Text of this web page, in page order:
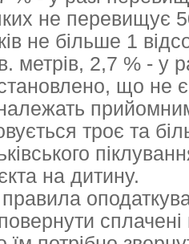
не перевищує
не більше 1
метрів, 2,7 % - у
що не є
троє та
на дитину.